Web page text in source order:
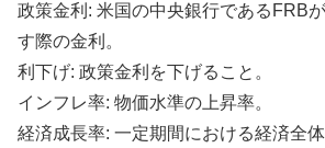
政策金利: 米国の中央銀行であるFRB
す際の金利。
利下げ: 政策金利を下げること。
インフレ率: 物価水準の上昇率。
経済成長率: 一定期間における経済全体